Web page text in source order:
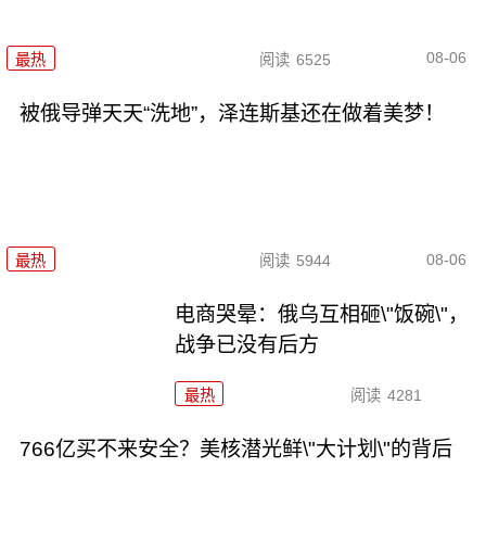
最热 阅读 6525 08-06
被俄导弹天天“洗地”，泽连斯基还在做着美梦！
最热 阅读 5944 08-06
电商哭晕：俄乌互相砸\"饭碗\"，
战争已没有后方
最热 阅读 4281
766亿买不来安全？美核潜光鲜\"大计划\"的背后